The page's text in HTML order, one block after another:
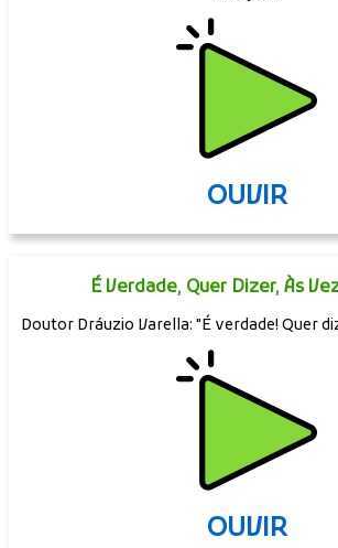
OUVIR
É Verdade, Quer Dizer, Às
Doutor Dráuzio Varella: "É verdade! Quer
OUVIR